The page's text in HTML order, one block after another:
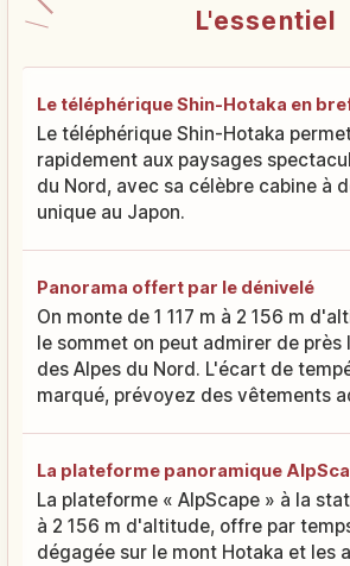
L'essentiel
Le téléphérique Shin-Hotaka en
Le téléphérique Shin-Hotaka
rapidement aux paysages
du Nord, avec sa célèbre cabine à
unique au Japon.
Panorama offert par le dénivelé
On monte de 1 117 m à 2 156 m
le sommet on peut admirer de près
des Alpes du Nord. L'écart de
marqué, prévoyez des vêtements
La plateforme panoramique
La plateforme « AlpScape » à la
à 2 156 m d'altitude, offre par
dégagée sur le mont Hotaka et les